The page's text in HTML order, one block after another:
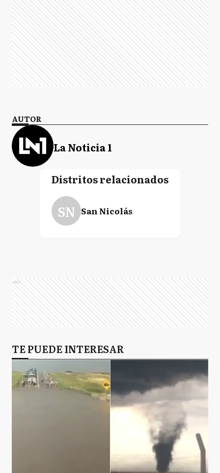
AUTOR
La Noticia 1
Distritos relacionados
SN San Nicolás
Ads
TE PUEDE INTERESAR